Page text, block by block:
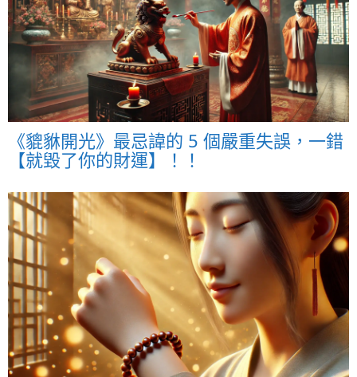
《貔貅開光》最忌諱的 5 個嚴重失誤，一錯
【就毀了你的財運】！！